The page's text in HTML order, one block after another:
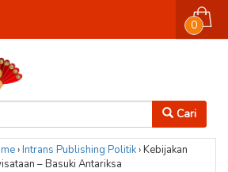
Cari
0
›Intrans Publishing Politik›Kebijakan
– Basuki Antariksa